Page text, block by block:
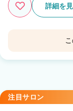
詳細を
SOYON 平塚
注目サロン